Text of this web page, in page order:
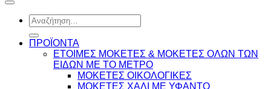
Αναζήτηση
για:
ΠΡΟΪΟΝΤΑ
ΕΤΟΙΜΕΣ ΜΟΚΕΤΕΣ & ΜΟΚΕΤΕΣ ΟΛΩΝ ΤΩΝ
ΕΙΔΩΝ ME TO ΜΕΤΡΟ
ΜΟΚΕΤΕΣ ΟΙΚΟΛΟΓΙΚΕΣ
ΜΟΚΕΤΕΣ ΧΑΛΙ ΜΕ ΥΦΑΝΤΟ